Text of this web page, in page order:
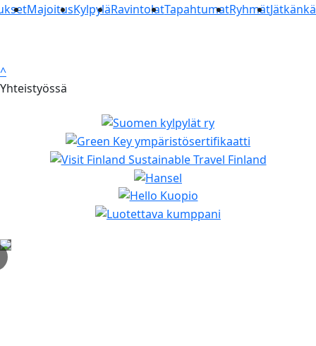
MajoitusKylpyläRavintolatTapahtumatRyhmät
^
Yhteistyössä